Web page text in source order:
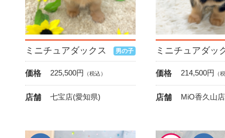
ミニチュアダックス 男の子
価格 225,500円 （税込）
店舗 七宝店(愛知県)
ミニチュアダッ
価格 214,500円 （
店舗 MiO香久山